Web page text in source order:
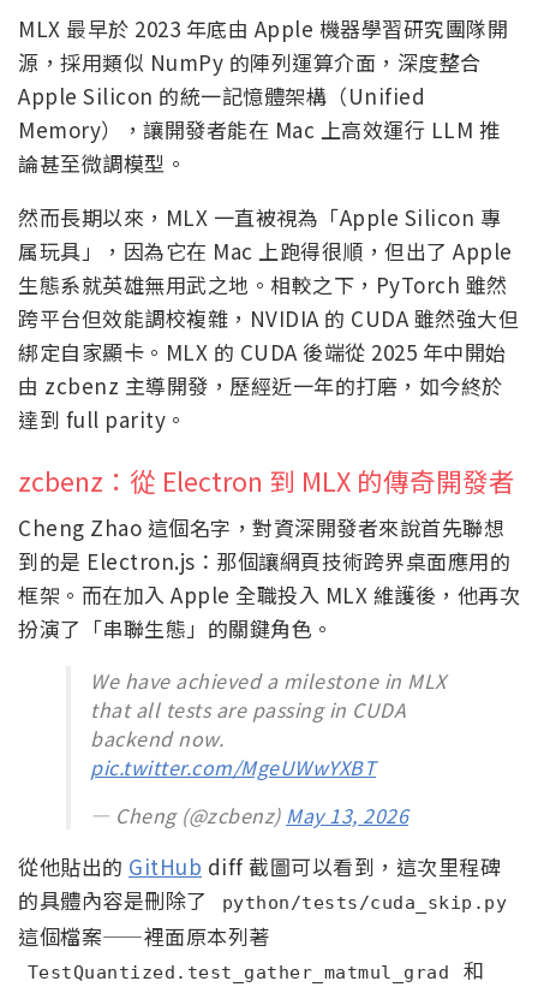
MLX 最早於 2023 年底由 Apple 機器學習研究團隊開
源，採用類似 NumPy 的陣列運算介面，深度整合
Apple Silicon 的統一記憶體架構（Unified
Memory），讓開發者能在 Mac 上高效運行 LLM 推
論甚至微調模型。
然而長期以來，MLX 一直被視為「Apple Silicon 專
属玩具」，因為它在 Mac 上跑得很順，但出了 Apple
生態系就英雄無用武之地。相較之下，PyTorch 雖然
跨平台但效能調校複雜，NVIDIA 的 CUDA 雖然強大但
綁定自家顯卡。MLX 的 CUDA 後端從 2025 年中開始
由 zcbenz 主導開發，歷經近一年的打磨，如今終於
達到 full parity。
zcbenz：從 Electron 到 MLX 的傳奇開發者
Cheng Zhao 這個名字，對資深開發者來說首先聯想
到的是 Electron.js：那個讓網頁技術跨界桌面應用的
框架。而在加入 Apple 全職投入 MLX 維護後，他再次
扮演了「串聯生態」的關鍵角色。
We have achieved a milestone in MLX
that all tests are passing in CUDA
backend now.
pic.twitter.com/MgeUWwYXBT
— Cheng (@zcbenz) May 13, 2026
從他貼出的 GitHub diff 截圖可以看到，這次里程碑
的具體內容是刪除了
python/tests/cuda_skip.py
這個檔案——裡面原本列著
TestQuantized.test_gather_matmul_grad 和